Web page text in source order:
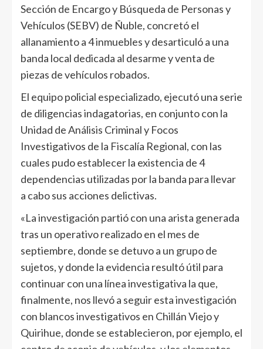
Sección de Encargo y Búsqueda de Personas y
Vehículos (SEBV) de Ñuble, concretó el
allanamiento a 4 inmuebles y desarticuló a una
banda local dedicada al desarme y venta de
piezas de vehículos robados.
El equipo policial especializado, ejecutó una serie
de diligencias indagatorias, en conjunto con la
Unidad de Análisis Criminal y Focos
Investigativos de la Fiscalía Regional, con las
cuales pudo establecer la existencia de 4
dependencias utilizadas por la banda para llevar
a cabo sus acciones delictivas.
«La investigación partió con una arista generada
tras un operativo realizado en el mes de
septiembre, donde se detuvo a un grupo de
sujetos, y donde la evidencia resultó útil para
continuar con una línea investigativa la que,
finalmente, nos llevó a seguir esta investigación
con blancos investigativos en Chillán Viejo y
Quirihue, donde se establecieron, por ejemplo, el